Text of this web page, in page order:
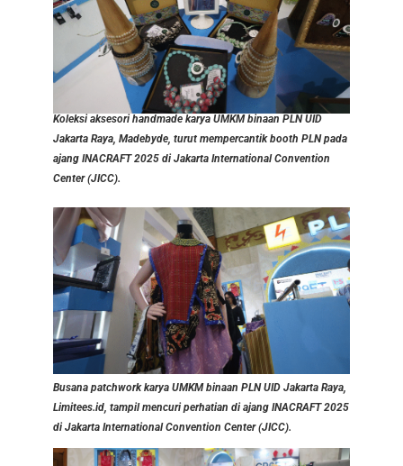
Koleksi aksesori handmade karya UMKM binaan PLN UID
Jakarta Raya, Madebyde, turut mempercantik booth PLN pada
ajang INACRAFT 2025 di Jakarta International Convention
Center (JICC).
Busana patchwork karya UMKM binaan PLN UID Jakarta Raya,
Limitees.id, tampil mencuri perhatian di ajang INACRAFT 2025
di Jakarta International Convention Center (JICC).